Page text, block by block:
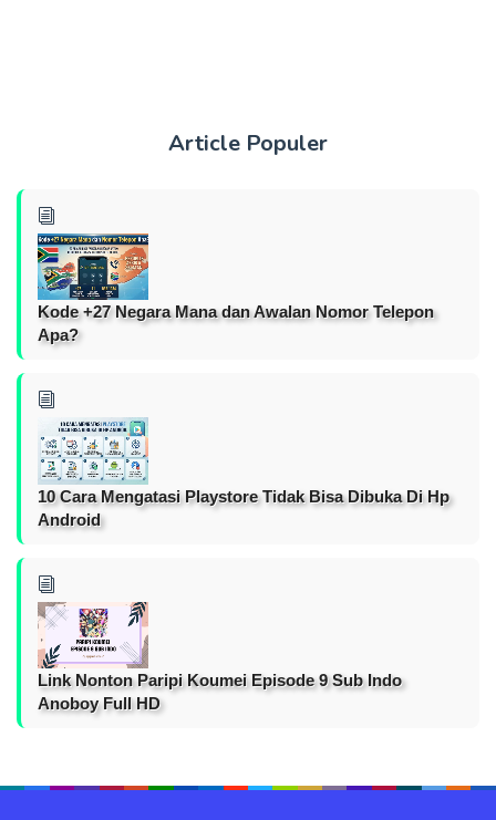
Article Populer
Kode +27 Negara Mana dan Awalan Nomor Telepon
Apa?
10 Cara Mengatasi Playstore Tidak Bisa Dibuka Di Hp
Android
Link Nonton Paripi Koumei Episode 9 Sub Indo
Anoboy Full HD